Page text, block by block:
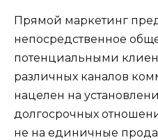
Прямой маркетинг
непосредственное
потенциальными
различных каналов
нацелен на
долгосрочных
не на единичные